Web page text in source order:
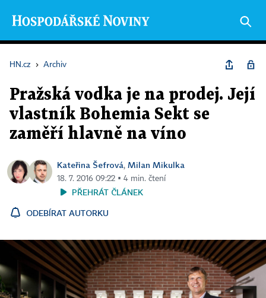
HN.cz › Archiv
Pražská vodka je na prodej. Její
vlastník Bohemia Sekt se
zaměří hlavně na víno
Kateřina Šefrová, Milan Mikulka
18. 7. 2016 09:22 ▪ 4 min. čtení
PŘEHRÁT ČLÁNEK
ODEBÍRAT AUTORKU